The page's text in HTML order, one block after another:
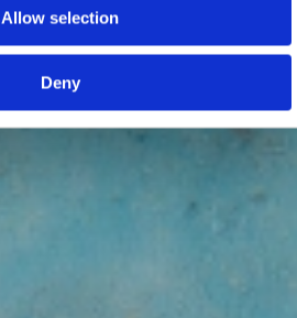
Allow selection
Deny